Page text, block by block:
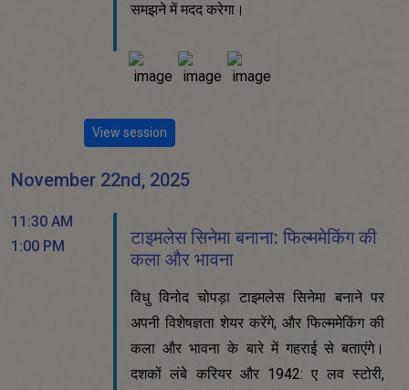
समझने में मदद करेगा।
View session
November 22nd, 2025
11:30 AM
1:00 PM
टाइमलेस सिनेमा बनाना: फिल्ममेकिंग की
कला और भावना
विधु विनोद चोपड़ा टाइमलेस सिनेमा बनाने पर
अपनी विशेषज्ञता शेयर करेंगे, और फिल्ममेकिंग की
कला और भावना के बारे में गहराई से बताएंगे।
दशकों लंबे करियर और 1942: ए लव स्टोरी,